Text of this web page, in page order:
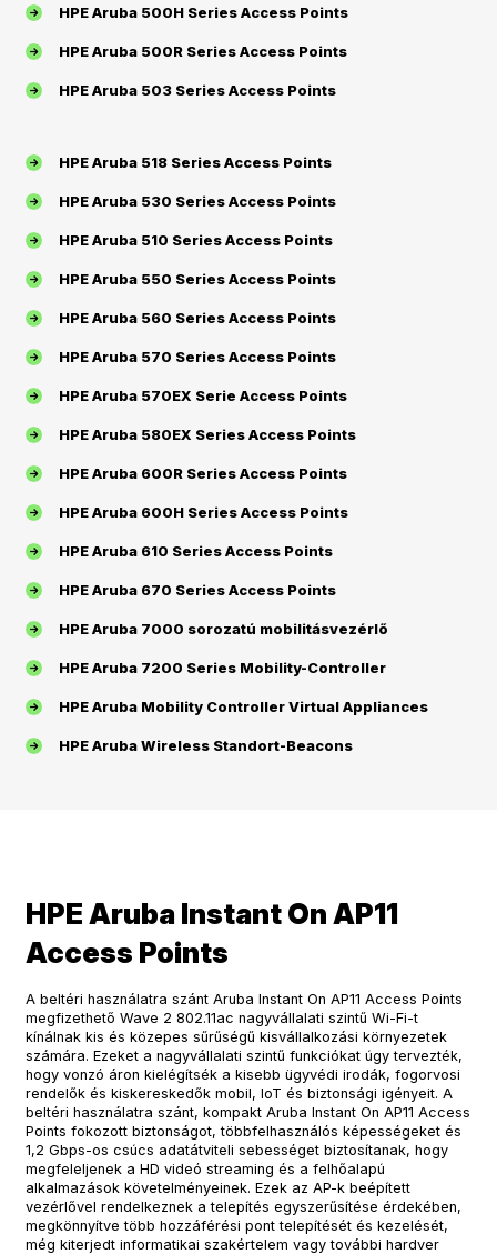
HPE Aruba 500H Series Access Points
HPE Aruba 500R Series Access Points
HPE Aruba 503 Series Access Points
HPE Aruba 518 Series Access Points
HPE Aruba 530 Series Access Points
HPE Aruba 510 Series Access Points
HPE Aruba 550 Series Access Points
HPE Aruba 560 Series Access Points
HPE Aruba 570 Series Access Points
HPE Aruba 570EX Serie Access Points
HPE Aruba 580EX Series Access Points
HPE Aruba 600R Series Access Points
HPE Aruba 600H Series Access Points
HPE Aruba 610 Series Access Points
HPE Aruba 670 Series Access Points
HPE Aruba 7000 sorozatú mobilitásvezérlő
HPE Aruba 7200 Series Mobility-Controller
HPE Aruba Mobility Controller Virtual Appliances
HPE Aruba Wireless Standort-Beacons
HPE Aruba Instant On AP11
Access Points
A beltéri használatra szánt Aruba Instant On AP11 Access Points
megfizethető Wave 2 802.11ac nagyvállalati szintű Wi-Fi-t
kínálnak kis és közepes sűrűségű kisvállalkozási környezetek
számára. Ezeket a nagyvállalati szintű funkciókat úgy tervezték,
hogy vonzó áron kielégítsék a kisebb ügyvédi irodák, fogorvosi
rendelők és kiskereskedők mobil, IoT és biztonsági igényeit. A
beltéri használatra szánt, kompakt Aruba Instant On AP11 Access
Points fokozott biztonságot, többfelhasználós képességeket és
1,2 Gbps-os csúcs adatátviteli sebességet biztosítanak, hogy
megfeleljenek a HD videó streaming és a felhőalapú
alkalmazások követelményeinek. Ezek az AP-k beépített
vezérlővel rendelkeznek a telepítés egyszerűsítése érdekében,
megkönnyítve több hozzáférési pont telepítését és kezelését,
még kiterjedt informatikai szakértelem vagy további hardver